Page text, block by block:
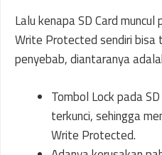
Lalu kenapa SD Card
Write Protected sendiri bisa
penyebab, diantaranya
Tombol Lock pada
terkunci, sehingga
Write Protected.